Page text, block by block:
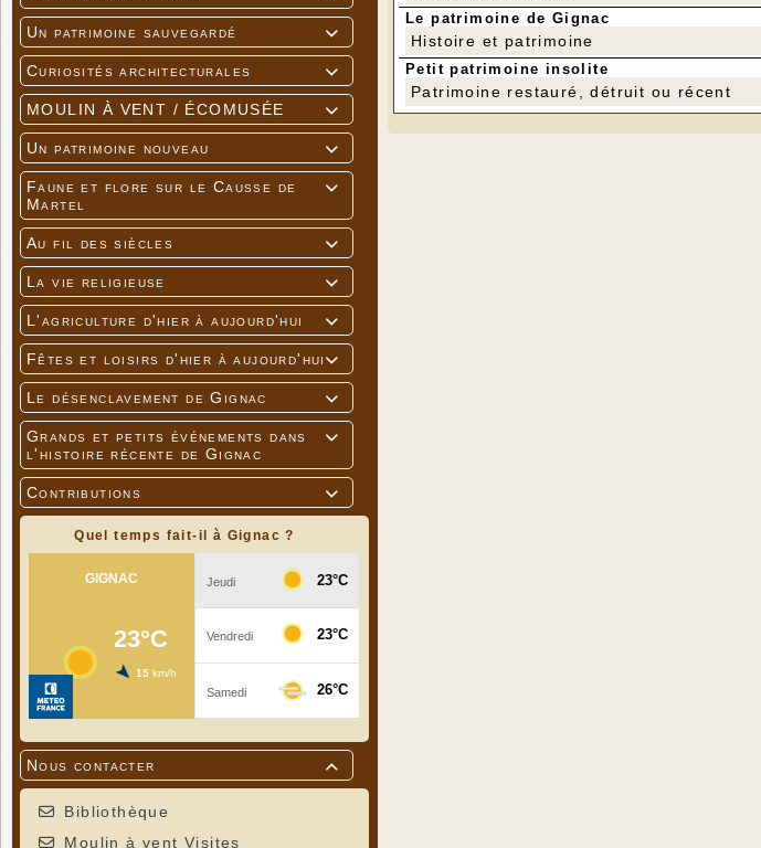

Un patrimoine sauvegardé

Curiosités architecturales

MOULIN À VENT / ÉCOMUSÉE

Un patrimoine nouveau

Faune et flore sur le Causse de
Martel

Au fil des siècles

La vie religieuse

L'agriculture d'hier à aujourd'hui

Fêtes et loisirs d'hier à aujourd'hui

Le désenclavement de Gignac

Grands et petits événements dans
l'histoire récente de Gignac

Contributions
Quel temps fait-il à Gignac ?

Nous contacter
Bibliothèque
Moulin à vent Visites
Le patrimoine de Gignac
Histoire et patrimoine
Petit patrimoine insolite
Patrimoine restauré, détruit ou récent